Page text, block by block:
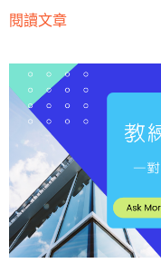
閱讀文章